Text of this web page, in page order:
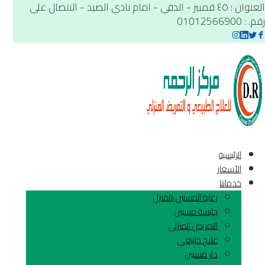
العنوان : ٤٥ قمبيز - الدقي - امام نادي الصيد - الاتصال علي
رقم. : 01012566900
الرئيسية
الآسعار
خدماتنا
رعاية المسنين بالمنزل
جليسة مسنين
التمريض المنزلي
علاج طبيعي
دار مسنين